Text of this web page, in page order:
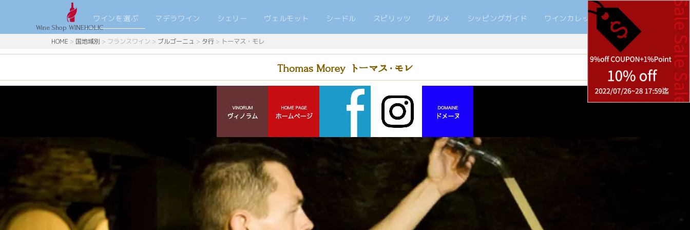
ワインを選ぶ マデラワイン シェリー ヴェルモット シードル スピリッツ グルメ シッピングガイド ワインカレッジ
HOME > 国地域別 > フランスワイン > ブルゴーニュ > タ行 > トーマス・モレ
Thomas Morey トーマス・モレ
Wine Shop WINEHOLIC